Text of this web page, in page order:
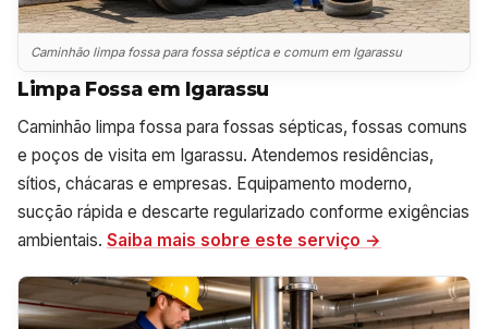
Caminhão limpa fossa para fossa séptica e comum em Igarassu
Limpa Fossa em Igarassu
Caminhão limpa fossa para fossas sépticas, fossas comuns
e poços de visita em Igarassu. Atendemos residências,
sítios, chácaras e empresas. Equipamento moderno,
sucção rápida e descarte regularizado conforme exigências
ambientais. Saiba mais sobre este serviço →